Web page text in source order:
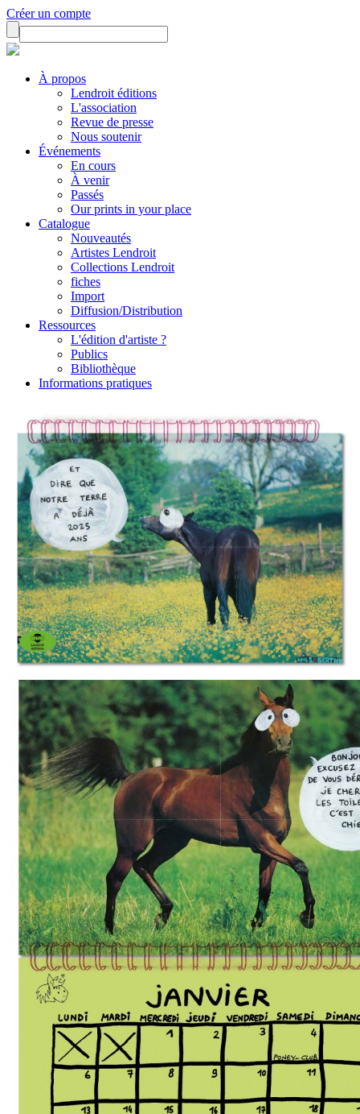
Créer un compte
À propos
Lendroit éditions
L'association
Revue de presse
Nous soutenir
Événements
En cours
À venir
Passés
Our prints in your place
Catalogue
Nouveautés
Artistes Lendroit
Collections Lendroit
fiches
Import
Diffusion/Distribution
Ressources
L'édition d'artiste ?
Publics
Bibliothèque
Informations pratiques